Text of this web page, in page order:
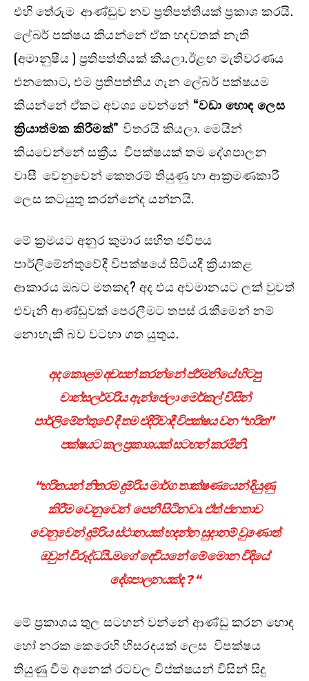
එහි තේරුම ආණ්ඩුව නව ප්‍රතිපත්තියක් ප්‍රකාශ කරයි.
ලේබර් පක්ෂය කියන්නේ ඒක හදවතක් නැති
(අමානුෂීය ) ප්‍රතිපත්තියක් කියලා.ඊළඟ මැතිවරණය
එනකොට, එම ප්‍රතිපත්තිය ගැන ලේබර් පක්ෂයම
කියන්නේ ඒකට අවශ්‍ය වෙන්නේ “වඩා හොඳ ලෙස
ක්‍රියාත්මක කිරීමක්” විතරයි කියලා. මෙයින්
කියවෙන්නේ සක්‍රීය විපක්ෂයක් තම දේශපාලන
වාසී වෙනුවෙන් කෙතරම් තියුණු හා ආක්‍රමණකාරී
ලෙස කටයුතු කරන්නේද යන්නයි.
මේ ක්‍රමයට අනුර කුමාර සහිත ජවිපය
පාර්ලිමේන්තුවේදී විපක්ෂයේ සිටියදී ක්‍රියාකළ
ආකාරය ඔබට මතකද? අද එය අවමානයට ලක් වුවත්
එවැනි ආණ්ඩුවක් පෙරලීමට තපස් රැකීමෙන් නම්
නොහැකි බව වටහා ගත යුතුය.
අද කොළම අවසන් කරන්නේ ජර්මනියේ හිටපු
චාන්සලර්වරිය ඇන්ජෙලා මෙර්කල් විසින්
පාර්ලිමේන්තුවේ දී තම එදිරිවාදී විපක්ෂය වන “හරිත”
පක්ෂයට කල ප්‍රකාශයක් සටහන් කරමිනි.
“හරිතයන් නිතරම දුම්රිය මාර්ග තාක්ෂණයෙන් දියුණු
කිරීම වෙනුවෙන් පෙනී සිටිනවා. ඒත් ජනතාව
වෙනුවෙන් දුම්රිය ස්ථානයක් හදන්න සුදානම් වුණොත්
ඔවුන් විරුද්ධයි..මගේ දෙවියනේ මේ මොන විදියේ
දේශපාලනයක්ද ? “
මේ ප්‍රකාශය තුල සටහන් වන්නේ ආණ්ඩු කරන හොඳ
හෝ නරක කෙරෙහි හිසරදයක් ලෙස විපක්ෂය
තියුණු වීම අනෙක් රටවල විප්ක්ෂයන් විසින් සිදු